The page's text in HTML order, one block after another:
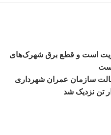
است و قطع برق شهرک‌های
سازمان عمران شهرداری